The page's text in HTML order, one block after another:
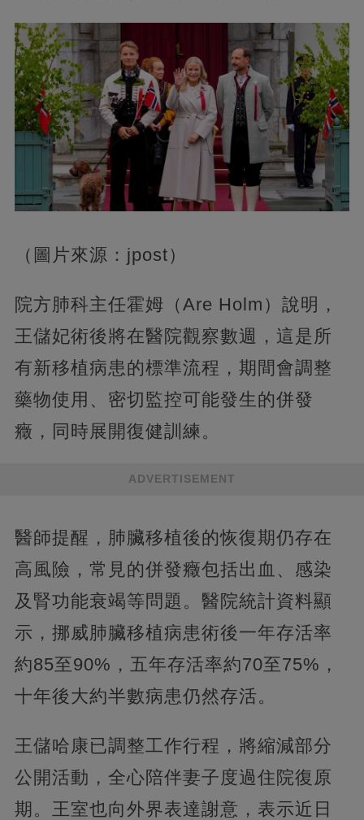
（圖片來源：jpost）
院方肺科主任霍姆（Are Holm）說明，
王儲妃術後將在醫院觀察數週，這是所
有新移植病患的標準流程，期間會調整
藥物使用、密切監控可能發生的併發
癥，同時展開復健訓練。
ADVERTISEMENT
醫師提醒，肺臟移植後的恢復期仍存在
高風險，常見的併發癥包括出血、感染
及腎功能衰竭等問題。醫院統計資料顯
示，挪威肺臟移植病患術後一年存活率
約85至90%，五年存活率約70至75%，
十年後大約半數病患仍然存活。
王儲哈康已調整工作行程，將縮減部分
公開活動，全心陪伴妻子度過住院復原
期。王室也向外界表達謝意，表示近日